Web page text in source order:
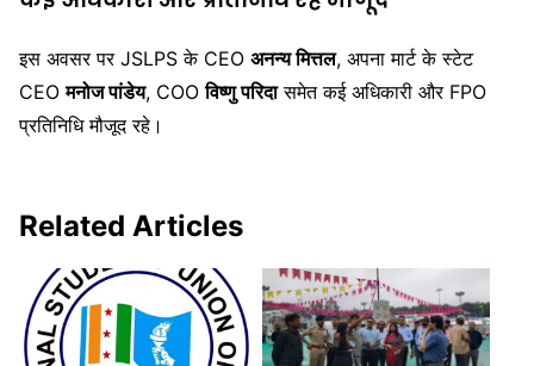
इस अवसर पर JSLPS के CEO अनन्य मित्तल, अपना मार्ट के स्टेट
CEOमनोज पांडेय, COOविष्णु परिदासमेत कई अधिकारी और FPO
प्रतिनिधि मौजूद रहे।
Related Articles